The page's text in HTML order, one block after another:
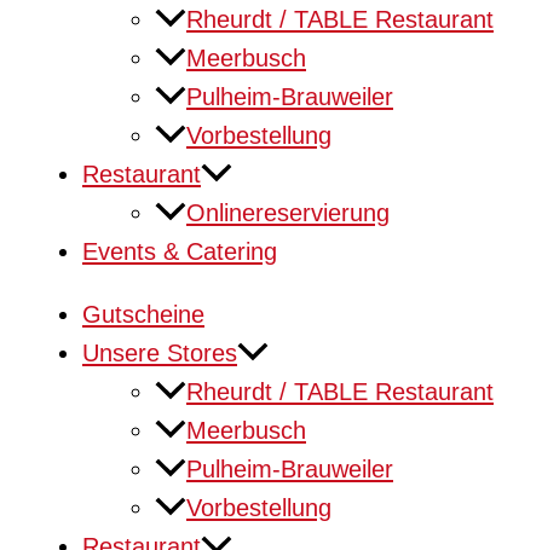
Rheurdt / TABLE Restaurant
Meerbusch
Pulheim-Brauweiler
Vorbestellung
Restaurant
Onlinereservierung
Events & Catering
Gutscheine
Unsere Stores
Rheurdt / TABLE Restaurant
Meerbusch
Pulheim-Brauweiler
Vorbestellung